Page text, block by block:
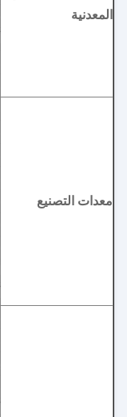
المعدنية
معدات التصنيع